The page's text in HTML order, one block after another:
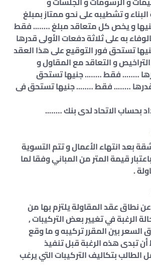
و تشطيبه على نحو ممتاز بمبلغ
و يخص كل متعاقد مبلغ …….. فقط
به على ثلاثة دفعات الأولى قدرها
تستحق فور التوقيع على هذا العقد
و التعاقد مع المقاول و
…….. فقط …….. جنيها تستحق
قدرها …….. فقط …….. جنيها تستحق فى
بحساب الاتحاد لدى بنك ……..
بعد انتهاء الأعمال و تتم التسوية
قيمة المتر من المباني وفقا لما
.
عن نطاق عقد المقاولة يلتزم بها من
الرغبة في تغيير بعض التركيبات ,
السعر بين المقرر تركيبه و ما وقع
أن تبدى هذه الرغبة قبل تنفيذ
الطالب بتكاليف التركيبات التي يرغب